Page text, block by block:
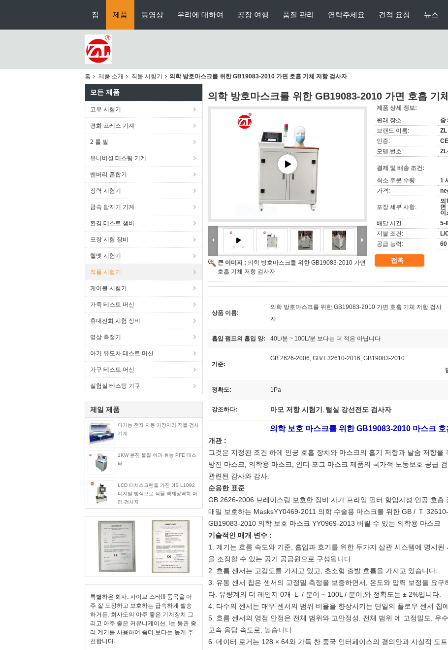
집 제품 동영상 우리에 대하여 공장 여행 품질 관리 연락주세요 견적 요청 뉴스
홈 제품 소개 직물 시험기 의학 방호마스크를 위한 GB19083-2010 가면 호흡 기체 저항 검사자
모든 제품
고무 시험기
경화 프레스 기계
2 롤 밀
유니버셜 테스팅 기계
밴버리 혼합기
장력 시험기
금속 탐지기 기계
환경 테스트 챔버
포장 시험 장비
헬멧 시험기
직물 시험기
케이블 시험기
가죽 테스트 머신
휴대전화 시험 장비
영상 측정기
아기 유모차 테스트 머신
가구 테스트 머신
실험실 테스팅 기구
제일 제품
다기능 전자 자동 가장자리 직물 검사
기계
1KW 분진 물질 여과 효능 PFE 테스
터
LCD 터치스크린을 가진 JIS L1092
디지털 방식으로 직물 액체정역학 머
리 검사자
특별하은 회사. 파이브 스타!!! 품목을 아
주 잘 포장하고 보호하는 급속하게 발송
하거든. 회사도의 아주 좋은 기계장치 그
리고 아주 좋은 커뮤니케이션. I는 둥관 중
리 계기를 사용하여 좀더 보다는 높게 추
천합니다.
의학 방호마스크를 위한 GB19083-2010 가면 호흡 기
큰 이미지 : 의학 방호마스크를 위한 GB19083-2010 가면
호흡 기체 저항 검사자
제품 상세 정보:
원래 장소:
중
브랜드 이름:
ZL
인증:
모델 번호:
결제 및 배송 조건:
최소 주문 수량:
1
가격:
포장 세부 사항:
의
면
이
배달 시간:
5-
지불 조건:
L/
공급 능력:
60
접촉
상품 이름:
의학 방호마스크를 위한 GB19083-2010 가면 호흡 기체 저항 검사
자
흡입 펌프의 흡입 양: 40L/분 ~ 100L/분 보다는 더 적은 아닙니다
기준:
GB 2626-2006, GB/T 32610-2016, GB19083-2010
정확도: 1Pa
강조하다: 마모 저항 시험기 , 털실 강선전도 검사자
의학 보호 마스크를 위한 GB19083-2010 마스크 호
개관 :
그것은 지정된 조건 하에 인공 호흡 장치와 마스크의 흡기 저항과 날숨 저항을
방진 마스크, 의학용 마스크, 안티 포그 마스크 제품의 국가적 노동보호 공급
관련된 감사와 감사.
순응한 표준
GB 2626-2006 브레이스링 보호한 장비 자가 프라임 필터 항입자성 인공 호흡
매일 보호하는 MasksYY0469-2011 의학 수술용 마스크를 위한 GB / Ｔ
GB19083-2010 의학 보호 마스크 YY0969-2013 버릴 수 있는 의학용 마스크
기술적인 매개 변수 :
1. 계기는 흐름 속도와 기준, 흡입과 호기를 위한 두가지 삽관 시스템에 명시
을 조정할 수 있는 공기 공급원으로 구성됩니다.
2. 흐름 센서는 고감도를 가지고 있고, 초소형 출발 흐름을 가지고 있습니다.
3. 유동 센서 칩은 센서의 고정밀 측정을 보증하면서, 온도와 압력 보정을 요
다. 유량계의 더 레인지 0개 Ｌ / 분이 ~ 100L / 분이,와 정확도는 ± 2%입니다.
4. 다수의 센서는 매우 센서의 범위 비율을 향상시키는 단일의 플로우 센서 칩
5. 흐름 센서의 영점 안정은 전체 범위와 고안정성, 전체 범위 에 고정밀도, 우
고속 응답 속도로, 높습니다.
6. 데이터 로거는 128 × 64와 가득 찬 중국 인터페이스의 결의안과 사실적 도